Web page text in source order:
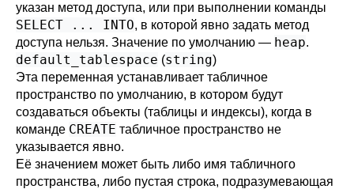
указан метод доступа, или при выполнении команды
SELECT ... INTO, в которой явно задать метод
доступа нельзя. Значение по умолчанию — heap.
default_tablespace (string)
Эта переменная устанавливает табличное
пространство по умолчанию, в котором будут
создаваться объекты (таблицы и индексы), когда в
команде CREATE табличное пространство не
указывается явно.
Её значением может быть либо имя табличного
пространства, либо пустая строка, подразумевающая